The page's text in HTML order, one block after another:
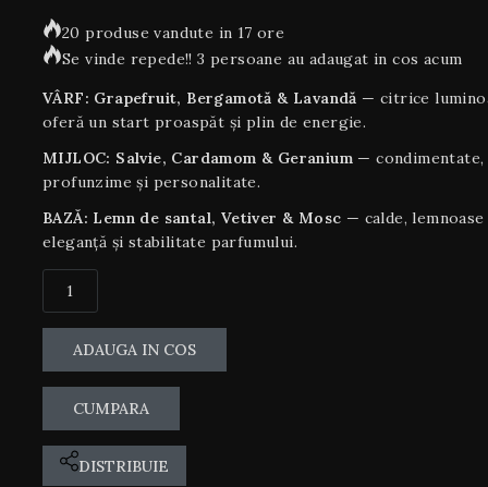
20 produse vandute in 17 ore
Se vinde repede!! 3 persoane au adaugat in cos acum
VÂRF: Grapefruit, Bergamotă & Lavandă — citrice
oferă un start proaspăt și plin de energie.
MIJLOC: Salvie, Cardamom & Geranium — condimentate,
profunzime și personalitate.
BAZĂ: Lemn de santal, Vetiver & Mosc — calde,
eleganță și stabilitate parfumului.
ADAUGA IN COS
CUMPARA
DISTRIBUIE